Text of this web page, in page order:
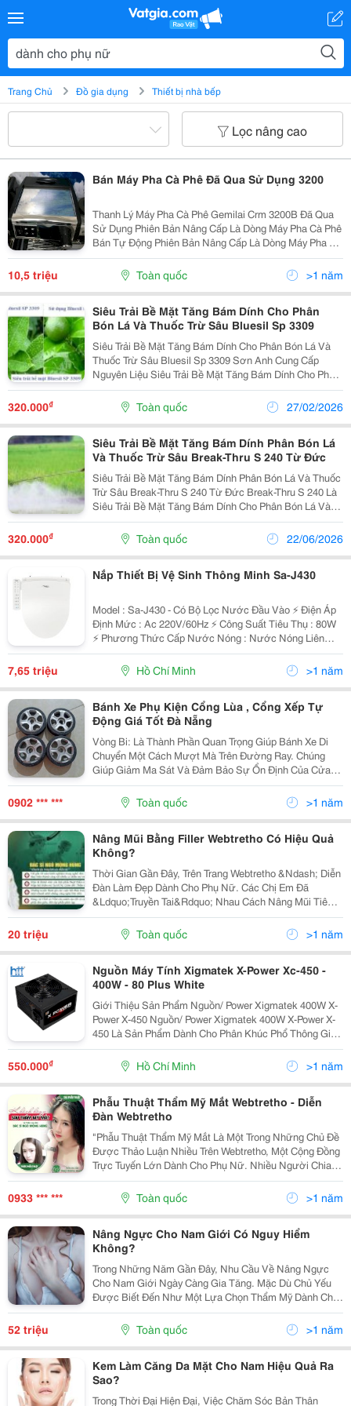
Trang Chủ Đồ gia dụng Thiết bị nhà bếp
Lọc nâng cao
Bán Máy Pha Cà Phê Đã Qua Sử Dụng 3200
Thanh Lý Máy Pha Cà Phê Gemilai Crm 3200B Đã Qua
Sử Dụng Phiên Bản Nâng Cấp Là Dòng Máy Pha Cà Phê
Bán Tự Động Phiên Bản Nâng Cấp Là Dòng Máy Pha Cà
Phê Bán Tự Động Chuyên Dành Cho Phân Khúc Quán
Cà Phê Vừa Và Nhỏ, Cà Phê Mang Đi Take Away - Máy
10,5 triệu Toàn quốc >1 năm
Siêu Trải Bề Mặt Tăng Bám Dính Cho Phân
Bón Lá Và Thuốc Trừ Sâu Bluesil Sp 3309
Siêu Trải Bề Mặt Tăng Bám Dính Cho Phân Bón Lá Và
Thuốc Trừ Sâu Bluesil Sp 3309 Sơn Anh Cung Cấp
Nguyên Liệu Siêu Trải Bề Mặt Tăng Bám Dính Cho Phân
Bón Lá Và Thuốc Trừ Sâu Bluesil Sp 3309. Siêu Trải Bề
Mặt Tăng Bám Dính Này Dùng Để Sản Xuất
320.000₫ Toàn quốc 27/02/2026
Siêu Trải Bề Mặt Tăng Bám Dính Phân Bón Lá
Và Thuốc Trừ Sâu Break-Thru S 240 Từ Đức
Siêu Trải Bề Mặt Tăng Bám Dính Phân Bón Lá Và Thuốc
Trừ Sâu Break-Thru S 240 Từ Đức Break-Thru S 240 Là
Siêu Trải Bề Mặt Tăng Bám Dính Cho Phân Bón Lá Và
Thuốc Trừ Sâu . Siêu Trải Bề Mặt Tăng Bám Dính Này
Dùng Để Sản Xuất Chất Bảo Quản Hoa Quả
320.000₫ Toàn quốc 22/06/2026
Nắp Thiết Bị Vệ Sinh Thông Minh Sa-J430
Model : Sa-J430 - Có Bộ Lọc Nước Đầu Vào ⚡ Điện Áp
Định Mức : Ac 220V/60Hz ⚡ Công Suất Tiêu Thụ : 80W
⚡ Phương Thức Cấp Nước Nóng : Nước Nóng Liên
Tục ⚡ Lực Rửa Đại Tiện : 0.5~0.8L/Phút ⚡ Lực Rửa
Dành Cho Phụ Nữ : 0.5~0.7L/Phút ⚡ Lực Rửa Tập Trung
7,65 triệu Hồ Chí Minh >1 năm
Bánh Xe Phụ Kiện Cổng Lùa , Cổng Xếp Tự
Động Giá Tốt Đà Nẵng
Vòng Bi: Là Thành Phần Quan Trọng Giúp Bánh Xe Di
Chuyển Một Cách Mượt Mà Trên Đường Ray. Chúng
Giúp Giảm Ma Sát Và Đảm Bảo Sự Ổn Định Của Cửa
Cổng Khi Di Chuyển Bánh Xe Cổng Xếp Loại Nhỏ Dành
Cho Phần Thân Cổng. Loại Bánh Này Có Lõi Trong Nhựa
0902 *** *** Toàn quốc >1 năm
Nâng Mũi Bằng Filler Webtretho Có Hiệu Quả
Không?
Thời Gian Gần Đây, Trên Trang Webtretho &Ndash; Diễn
Đàn Làm Đẹp Dành Cho Phụ Nữ. Các Chị Em Đã
&Ldquo;Truyền Tai&Rdquo; Nhau Cách Nâng Mũi Tiêm
Filler, Giúp Tạo Cho Dáng Mũi Cao Hơn Mà Không Cần
Phẫu Thuật. Tuy Nhiên, Hiệu Quả Của Phương Pháp
20 triệu Toàn quốc >1 năm
Nguồn Máy Tính Xigmatek X-Power Xc-450 -
400W - 80 Plus White
Giới Thiệu Sản Phẩm Nguồn/ Power Xigmatek 400W X-
Power X-450 Nguồn/ Power Xigmatek 400W X-Power X-
450 Là Sản Phẩm Dành Cho Phân Khúc Phổ Thông Giá
Rẻ. Sản Phảm Có Thiết Kế Mô-Đun Cung Cấp Các Kết
Nối Cơ Bản Của Một Chiếc Nguồn Ổn Định Trong Khi
550.000₫ Hồ Chí Minh >1 năm
Phẫu Thuật Thẩm Mỹ Mắt Webtretho - Diễn
Đàn Webtretho
"Phẫu Thuật Thẩm Mỹ Mắt Là Một Trong Những Chủ Đề
Được Thảo Luận Nhiều Trên Webtretho, Một Cộng Đồng
Trực Tuyến Lớn Dành Cho Phụ Nữ. Nhiều Người Chia
Sẻ Kinh Nghiệm Và Ý Kiến Của Mình Về Các Phương
Pháp Làm Đẹp Mắt Tại Đây. Trong Bài Viết Này, Bệnh...
0933 *** *** Toàn quốc >1 năm
Nâng Ngực Cho Nam Giới Có Nguy Hiểm
Không?
Trong Những Năm Gần Đây, Nhu Cầu Về Nâng Ngực
Cho Nam Giới Ngày Càng Gia Tăng. Mặc Dù Chủ Yếu
Được Biết Đến Như Một Lựa Chọn Thẩm Mỹ Dành Cho
Phụ Nữ, Nhưng Ngày Càng Nhiều Nam Giới Tìm Kiếm
Giải Pháp Này Để Cải Thiện Vóc Dáng Và Tăng Cường
Sự Tự Tin....
52 triệu Toàn quốc >1 năm
Kem Làm Căng Da Mặt Cho Nam Hiệu Quả Ra
Sao?
Trong Thời Đại Hiện Đại, Việc Chăm Sóc Bản Thân